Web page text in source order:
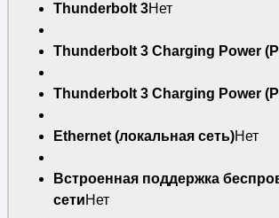
Thunderbolt 3Нет
Thunderbolt 3 Charging Power
Thunderbolt 3 Charging Power
Ethernet (локальная сеть)Нет
Встроенная поддержка
сетиНет